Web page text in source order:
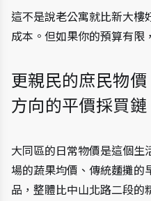
這不是說老公寓就比新大樓
成本。但如果你的預算有限
更親民的庶民物
方向的平價採買鏈
大同區的日常物價是這個生
場的蔬果均價、傳統麵攤的
品，整體比中山北路二段的